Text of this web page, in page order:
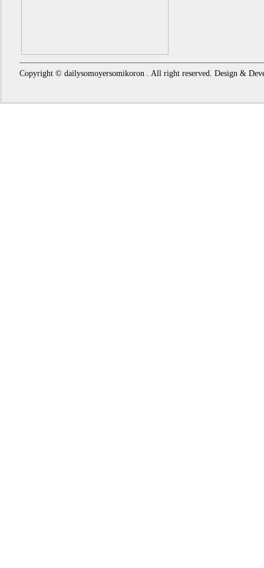
Copyright © dailysomoyersomikoron . All right reserved. Design &